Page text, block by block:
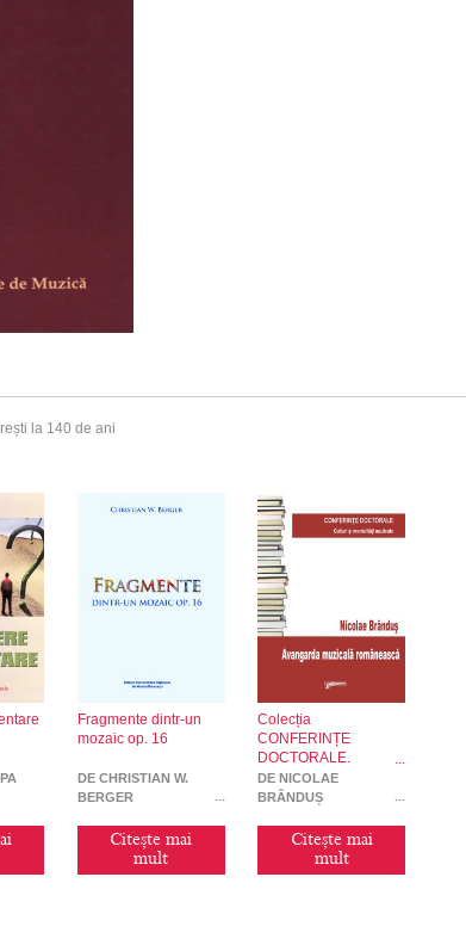
la 140 de ani
Fragmente dintr-un
mozaic op. 16
DE CHRISTIAN W.
BERGER
Citește mai
mult
Colecția
CONFERINȚE
DOCTORALE.
Avangarda muzicală
DE NICOLAE
BRÂNDUȘ
Citește mai
mult